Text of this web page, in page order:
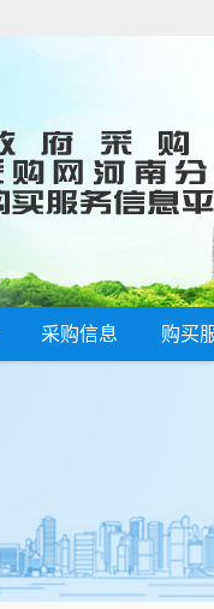
采购信息 购买